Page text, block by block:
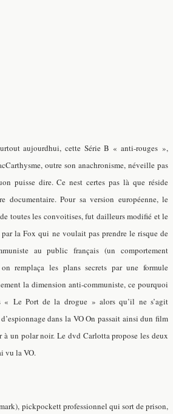
aujourdhui, cette Série B « anti-rouges »,
outre son anachronisme, néveille pas
puisse dire. Ce nest certes pas là que réside
Pour sa version européenne, le
toutes les convoitises, fut dailleurs modifié et le
la Fox qui ne voulait pas prendre le risque de
au public français (un comportement
remplaça les plans secrets par une formule
la dimension anti-communiste, ce pourquoi
« Le Port de la drogue » alors qu’il ne s’agit
dans la VO On passait ainsi dun film
à un polar noir. Le dvd Carlotta propose les deux
vu la VO.
pickpockett professionnel qui sort de prison,